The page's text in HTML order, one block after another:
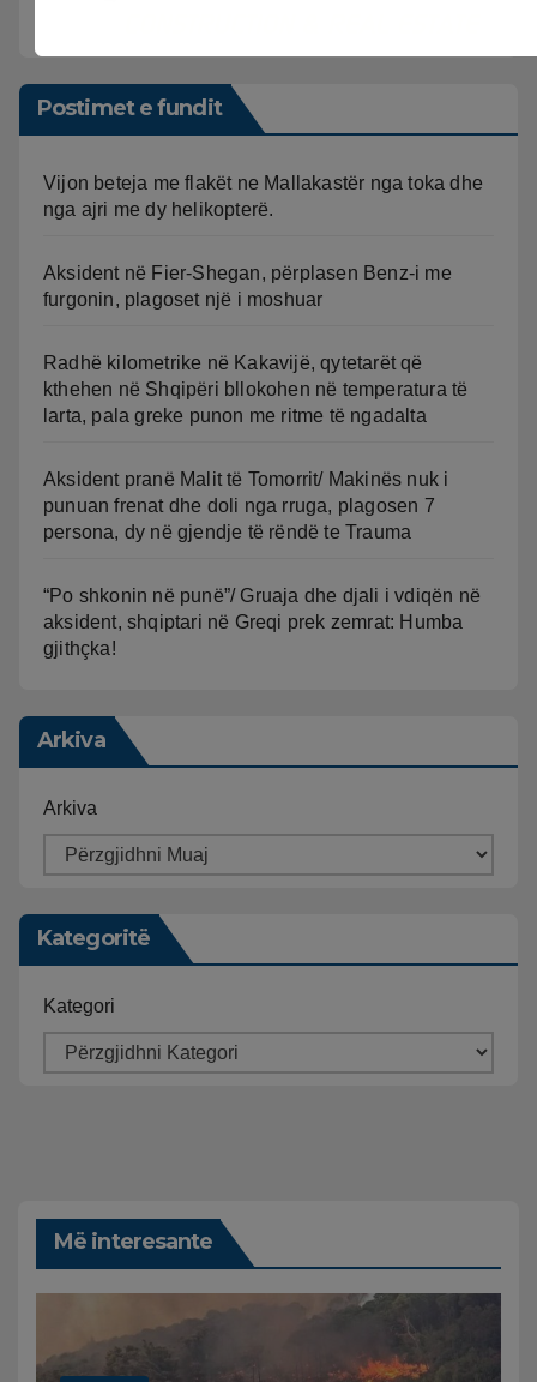
Postimet e fundit
Vijon beteja me flakët ne Mallakastër nga toka dhe
nga ajri me dy helikopterë.
Aksident në Fier-Shegan, përplasen Benz-i me
furgonin, plagoset një i moshuar
Radhë kilometrike në Kakavijë, qytetarët që
kthehen në Shqipëri bllokohen në temperatura të
larta, pala greke punon me ritme të ngadalta
Aksident pranë Malit të Tomorrit/ Makinës nuk i
punuan frenat dhe doli nga rruga, plagosen 7
persona, dy në gjendje të rëndë te Trauma
“Po shkonin në punë”/ Gruaja dhe djali i vdiqën në
aksident, shqiptari në Greqi prek zemrat: Humba
gjithçka!
Arkiva
Arkiva
Kategoritë
Kategori
Më interesante